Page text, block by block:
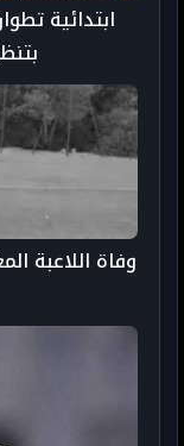
ابتدائية
وفاة اللاعبة